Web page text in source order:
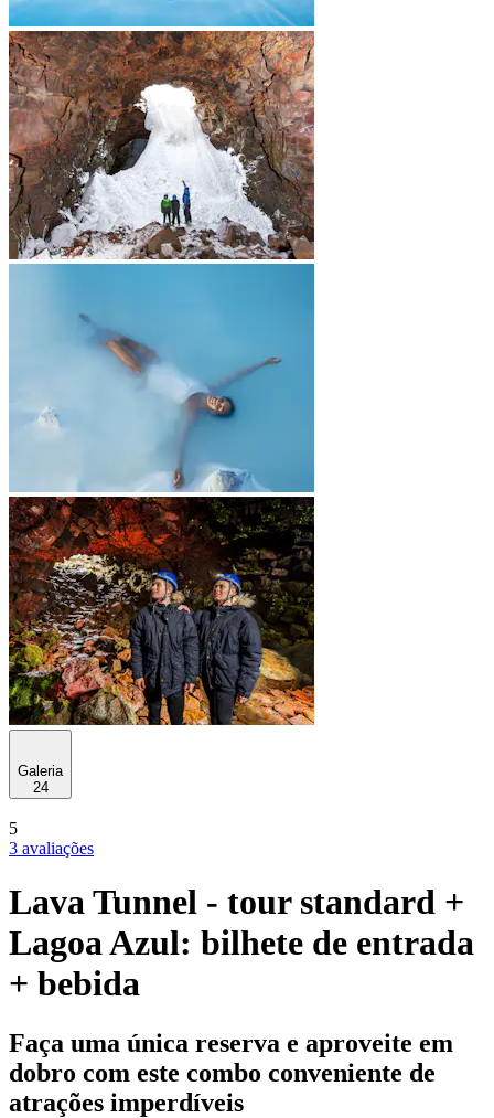
Galeria
24
5
3 avaliações
Lava Tunnel - tour standard +
Lagoa Azul: bilhete de entrada
+ bebida
Faça uma única reserva e aproveite em
dobro com este combo conveniente de
atrações imperdíveis